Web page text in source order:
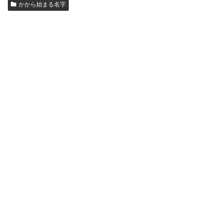
かから始まる名字